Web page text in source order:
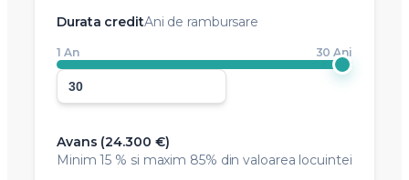
Durata creditAni de rambursare
1 An 30 Ani
Avans (24.300 €)
Minim15 % si maxim 85% din valoarea locuintei